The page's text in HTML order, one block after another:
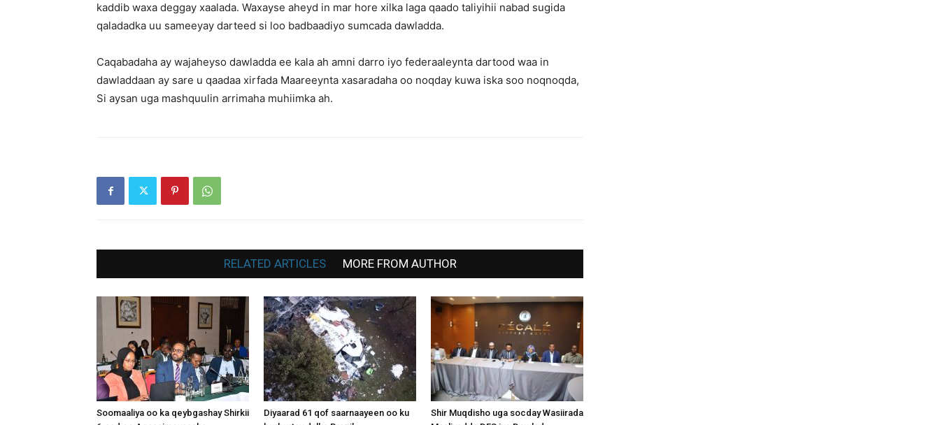
kaddib waxa deggay xaalada. Waxayse aheyd in mar hore xilka laga qaado taliyihii nabad sugida
qaladadka uu sameeyay darteed si loo badbaadiyo sumcada dawladda.
Caqabadaha ay wajaheyso dawladda ee kala ah amni darro iyo federaaleynta dartood waa in
dawladdaan ay sare u qaadaa xirfada Maareeynta xasaradaha oo noqday kuwa iska soo noqnoqda,
Si aysan uga mashquulin arrimaha muhiimka ah.
RELATED ARTICLES MORE FROM AUTHOR
Soomaaliya oo ka qeybgashay Shirkii
Diyaarad 61 qof saarnaayeen oo ku
Shir Muqdisho uga socday Wasiirada